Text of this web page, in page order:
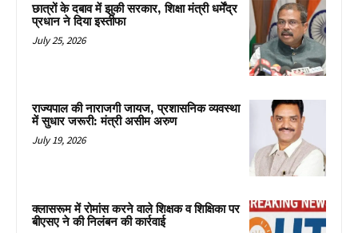
छात्रों के दबाव में झुकी सरकार, शिक्षा मंत्री धर्मेंद्र
प्रधान ने दिया इस्तीफा
July 25, 2026
राज्यपाल की नाराजगी जायज, प्रशासनिक व्यवस्था
में सुधार जरूरी: मंत्री असीम अरुण
July 19, 2026
क्लासरूम में रोमांस करने वाले शिक्षक व शिक्षिका पर
बीएसए ने की निलंबन की कार्रवाई